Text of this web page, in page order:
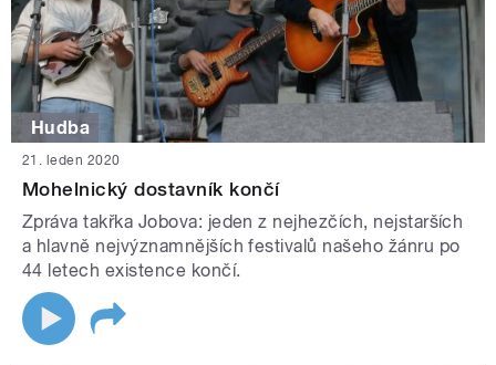
Hudba
21. leden 2020
Mohelnický dostavník končí
Zpráva takřka Jobova: jeden z nejhezčích, nejstarších
a hlavně nejvýznamnějších festivalů našeho žánru po
44 letech existence končí.